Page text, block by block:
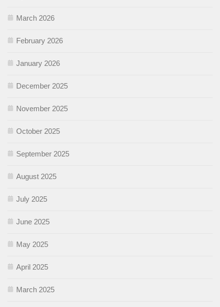
March 2026
February 2026
January 2026
December 2025
November 2025
October 2025
September 2025
August 2025
July 2025
June 2025
May 2025
April 2025
March 2025